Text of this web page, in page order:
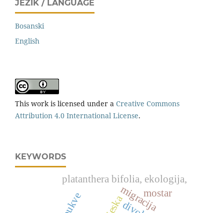
JEZIK / LANGUAGE
Bosanski
English
This work is licensed under a Creative Commons
Attribution 4.0 International License.
KEYWORDS
migracija
platanthera bifolia, ekologija,
mostar